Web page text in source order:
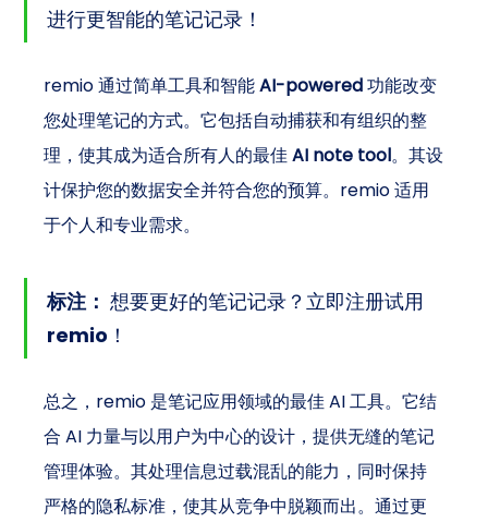
进行更智能的笔记记录！
remio 通过简单工具和智能 AI-powered 功能改变
您处理笔记的方式。它包括自动捕获和有组织的整
理，使其成为适合所有人的最佳 AI note tool。其设
计保护您的数据安全并符合您的预算。remio 适用
于个人和专业需求。
标注： 想要更好的笔记记录？立即注册试用
remio！
总之，remio 是笔记应用领域的最佳 AI 工具。它结
合 AI 力量与以用户为中心的设计，提供无缝的笔记
管理体验。其处理信息过载混乱的能力，同时保持
严格的隐私标准，使其从竞争中脱颖而出。通过更